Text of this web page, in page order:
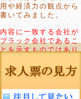
用や経済力の観点から
書いてみました。
内容に一致する会社が
ブラック会社であるこ
とを示すものではあり